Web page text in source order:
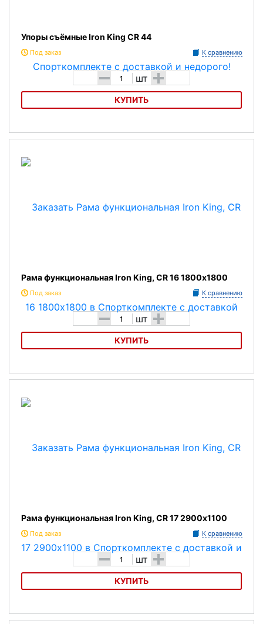
Упоры съёмные Iron King СR 44
Под заказ К сравнению
- шт +
КУПИТЬ
Упоры съёмные Iron King СR 44
Рама функциональная Iron King, СR 16 1800х1800
Под заказ К сравнению
- шт +
КУПИТЬ
Рама функциональная Iron King, СR 16 1800х1800
Рама функциональная Iron King, СR 17 2900х1100
Под заказ К сравнению
- шт +
КУПИТЬ
Рама функциональная Iron King, СR 17 2900х1100